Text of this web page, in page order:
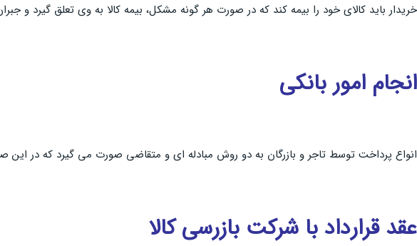
خریدار باید کالای خود را بیمه کند که در صورت هر گونه مشکل، بیمه کالا به وی تعلق گیرد و
انجام امور بانکی
انواع پرداخت توسط تاجر و بازرگان به دو روش مبادله ای و متقاضی صورت می گیرد که در این
عقد قرارداد با شرکت بازرسی کالا